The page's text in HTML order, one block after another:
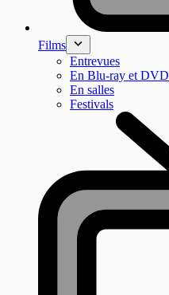
Films
Entrevues
En Blu-ray et DVD
En salles
Festivals